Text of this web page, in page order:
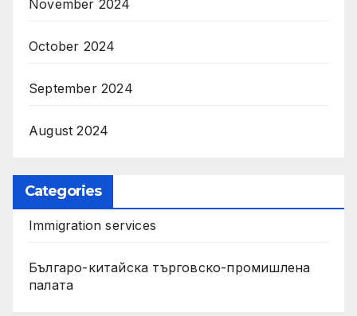
November 2024
October 2024
September 2024
August 2024
Categories
Immigration services
Българо-китайска търговско-промишлена
палата